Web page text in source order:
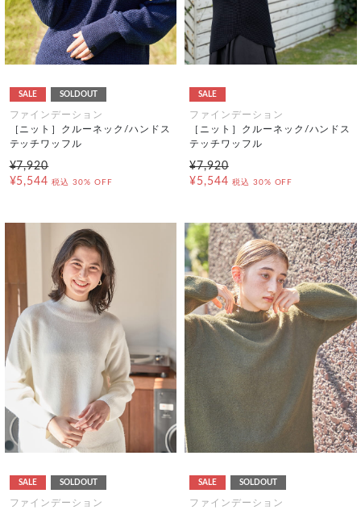
SALE SOLDOUT
ファインデーション
［ニット］クルーネック/ハンドス
テッチワッフル
¥7,920
¥5,544 税込 30% OFF
SALE
ファインデーション
［ニット］クルーネック/ハンドス
テッチワッフル
¥7,920
¥5,544 税込 30% OFF
SALE SOLDOUT
ファインデーション
SALE SOLDOUT
ファインデーション